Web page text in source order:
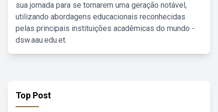
sua jornada para se tornarem uma geração notável,
utilizando abordagens educacionais reconhecidas
pelas principais instituições acadêmicas do mundo -
dsw.aau.edu.et.
Top Post